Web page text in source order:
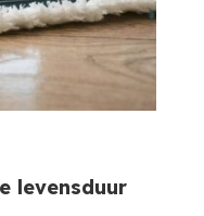
levensduur